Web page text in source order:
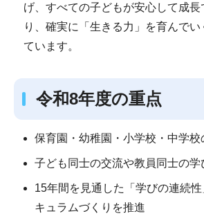
げ、すべての子どもが安心して成長
り、確実に「生きる力」を育んでい
ています。
令和8年度の重点
保育園・幼稚園・小学校・中学
子ども同士の交流や教員同士の学
15年間を見通した「学びの連続
キュラムづくりを推進